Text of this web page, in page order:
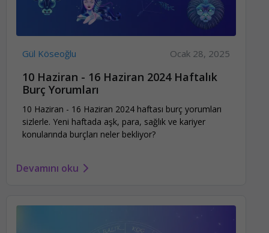
Gül Köseoğlu Ocak 28, 2025
10 Haziran - 16 Haziran 2024 Haftalık
Burç Yorumları
10 Haziran - 16 Haziran 2024 haftası burç yorumları
sizlerle. Yeni haftada aşk, para, sağlık ve kariyer
konularında burçları neler bekliyor?
Devamını oku